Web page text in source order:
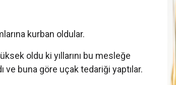
kurban oldular.
oldu ki yıllarını bu mesleğe
buna göre uçak tedariği yaptılar.